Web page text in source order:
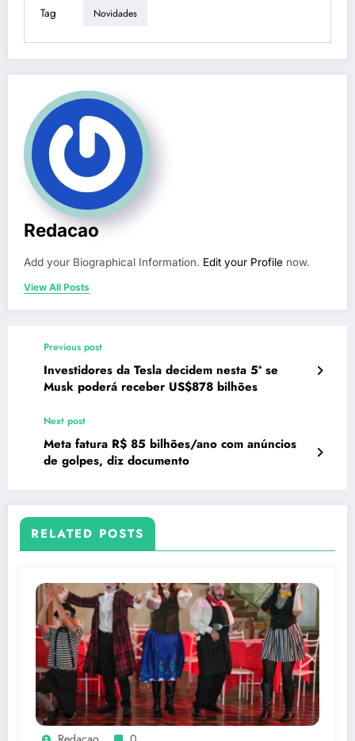
Tag Novidades
Redacao
Add your Biographical Information. Edit your Profile now.
View All Posts
Previous post
Investidores da Tesla decidem nesta 5ª se
Musk poderá receber US$878 bilhões
Next post
Meta fatura R$ 85 bilhões/ano com anúncios
de golpes, diz documento
RELATED POSTS